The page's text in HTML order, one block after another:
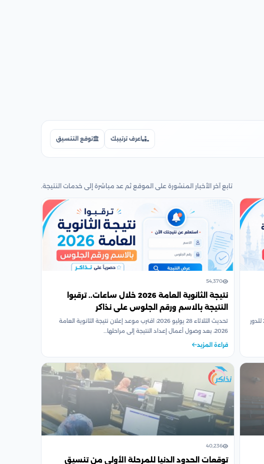
اعرف ترتيبك توقع التنسيق
تابع آخر الأخبار المنشورة على الموقع ثم عد مباشرة إلى خدمات النتيجة.
يترقب آلاف الطلاب وأولياء الأمور إعلان نتيجة الثانوية الأزهرية 2026 للدور
54,370
نتيجة الثانوية العامة 2026 خلال ساعات.. ترقبوا
النتيجة بالاسم ورقم الجلوس على نذاكر
تحديث الثلاثاء 28 يوليو 2026: اقترب موعد إعلان نتيجة الثانوية العامة
2026، بعد وصول أعمال إعداد النتيجة إلى مراحلها…
قراءة المزيد
40,236
توقعات الحدود الدنيا للمرحلة الأولى من تنسيق